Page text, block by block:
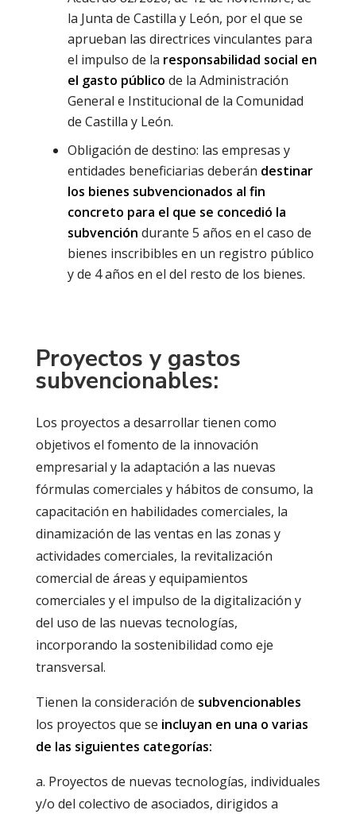
la Junta de Castilla y León, por el que se
aprueban las directrices vinculantes para
el impulso de la responsabilidad social en
el gasto público de la Administración
General e Institucional de la Comunidad
de Castilla y León.
Obligación de destino: las empresas y
entidades beneficiarias deberán destinar
los bienes subvencionados al fin
concreto para el que se concedió la
subvención durante 5 años en el caso de
bienes inscribibles en un registro público
y de 4 años en el del resto de los bienes.
Proyectos y gastos
subvencionables:
Los proyectos a desarrollar tienen como
objetivos el fomento de la innovación
empresarial y la adaptación a las nuevas
fórmulas comerciales y hábitos de consumo, la
capacitación en habilidades comerciales, la
dinamización de las ventas en las zonas y
actividades comerciales, la revitalización
comercial de áreas y equipamientos
comerciales y el impulso de la digitalización y
del uso de las nuevas tecnologías,
incorporando la sostenibilidad como eje
transversal.
Tienen la consideración de subvencionables
los proyectos que se incluyan en una o varias
de las siguientes categorías:
a. Proyectos de nuevas tecnologías, individuales
y/o del colectivo de asociados, dirigidos a